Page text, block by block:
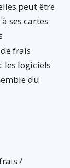
peut être
ses cartes
frais
les logiciels
du
/